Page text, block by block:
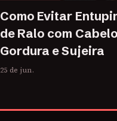
Como Evitar
de Ralo com
Gordura e Sujeira
25 de jun.